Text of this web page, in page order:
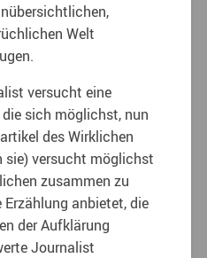
Welt
versucht eine
die sich möglichst, nun
des Wirklichen
sie) versucht möglichst
zusammen zu
Erzählung anbietet, die
der Aufklärung
Journalist